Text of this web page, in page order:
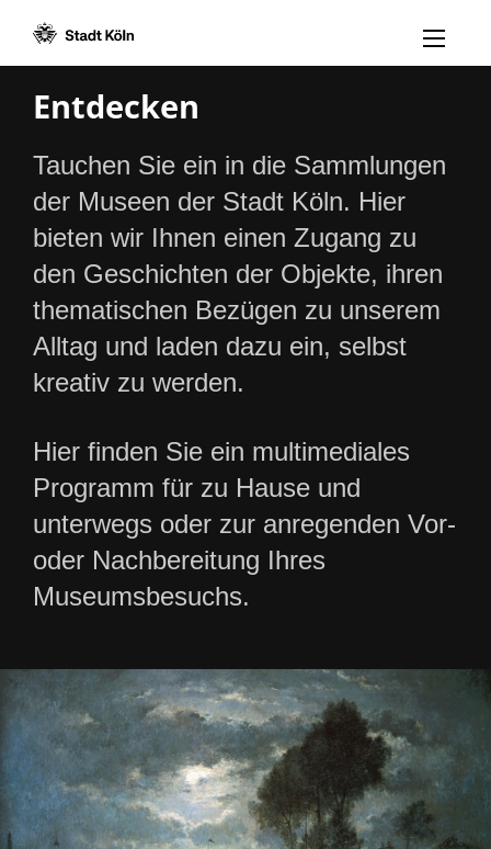
Menü
Entdecken
Tauchen Sie ein in die Sammlungen
der Museen der Stadt Köln. Hier
bieten wir Ihnen einen Zugang zu
den Geschichten der Objekte, ihren
thematischen Bezügen zu unserem
Alltag und laden dazu ein, selbst
kreativ zu werden.
Hier finden Sie ein multimediales
Programm für zu Hause und
unterwegs oder zur anregenden Vor-
oder Nachbereitung Ihres
Museumsbesuchs.